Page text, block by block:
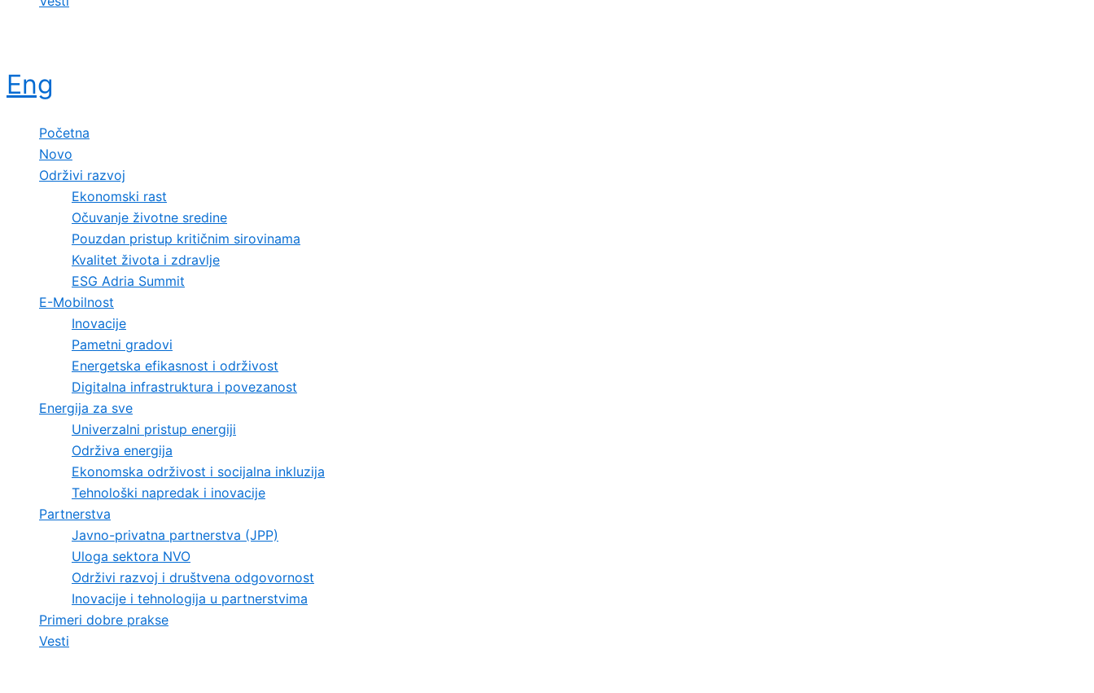
Eng
Početna
Novo
Održivi razvoj
Ekonomski rast
Očuvanje životne sredine
Pouzdan pristup kritičnim sirovinama
Kvalitet života i zdravlje
ESG Adria Summit
E-Mobilnost
Inovacije
Pametni gradovi
Energetska efikasnost i održivost
Digitalna infrastruktura i povezanost
Energija za sve
Univerzalni pristup energiji
Održiva energija
Ekonomska održivost i socijalna inkluzija
Tehnološki napredak i inovacije
Partnerstva
Javno-privatna partnerstva (JPP)
Uloga sektora NVO
Održivi razvoj i društvena odgovornost
Inovacije i tehnologija u partnerstvima
Primeri dobre prakse
Vesti